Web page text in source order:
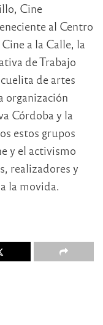
Cine
al Centro
a la Calle, la
de Trabajo
de artes
organización
Córdoba y la
estos grupos
y el activismo
realizadores y
la movida.